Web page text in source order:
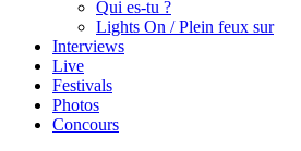
Qui es-tu ?
Lights On / Plein feux sur
Interviews
Live
Festivals
Photos
Concours